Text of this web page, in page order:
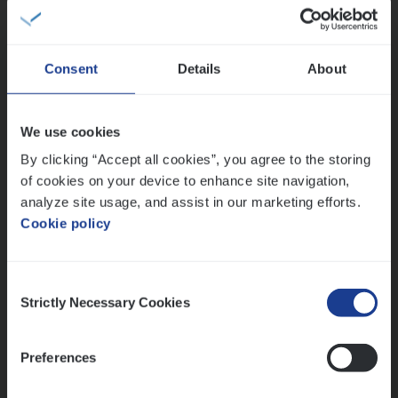
Consent Details About
We use cookies
By clicking “Accept all cookies”, you agree to the storing
of cookies on your device to enhance site navigation,
analyze site usage, and assist in our marketing efforts.
Cookie policy
Selection
Strictly Necessary Cookies
Preferences
People Management, Sales Management
(Agi­le)ITPro­ject Manager
IT, Change & Innovation
Antwerpen
Meer dan collega’s: hoe Julie en Aurélie elkaar
Mathias houdt van diepgaande dossiers én droge